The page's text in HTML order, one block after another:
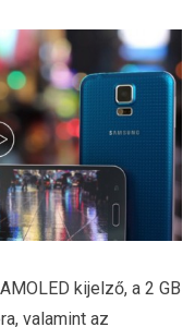
kijelző, a 2 GB
valamint az